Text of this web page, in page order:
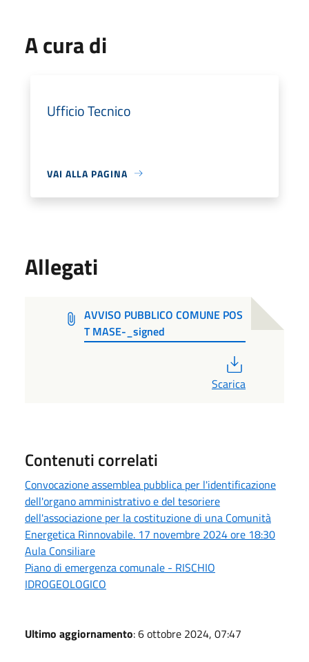
A cura di
Ufficio Tecnico
VAI ALLA PAGINA
Allegati
AVVISO PUBBLICO COMUNE POS
T MASE-_signed
Scarica
Contenuti correlati
Convocazione assemblea pubblica per l'identificazione
dell'organo amministrativo e del tesoriere
dell'associazione per la costituzione di una Comunità
Energetica Rinnovabile. 17 novembre 2024 ore 18:30
Aula Consiliare
Piano di emergenza comunale - RISCHIO
IDROGEOLOGICO
Ultimo aggiornamento: 6 ottobre 2024, 07:47